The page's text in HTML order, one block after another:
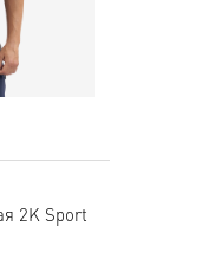
2K Sport